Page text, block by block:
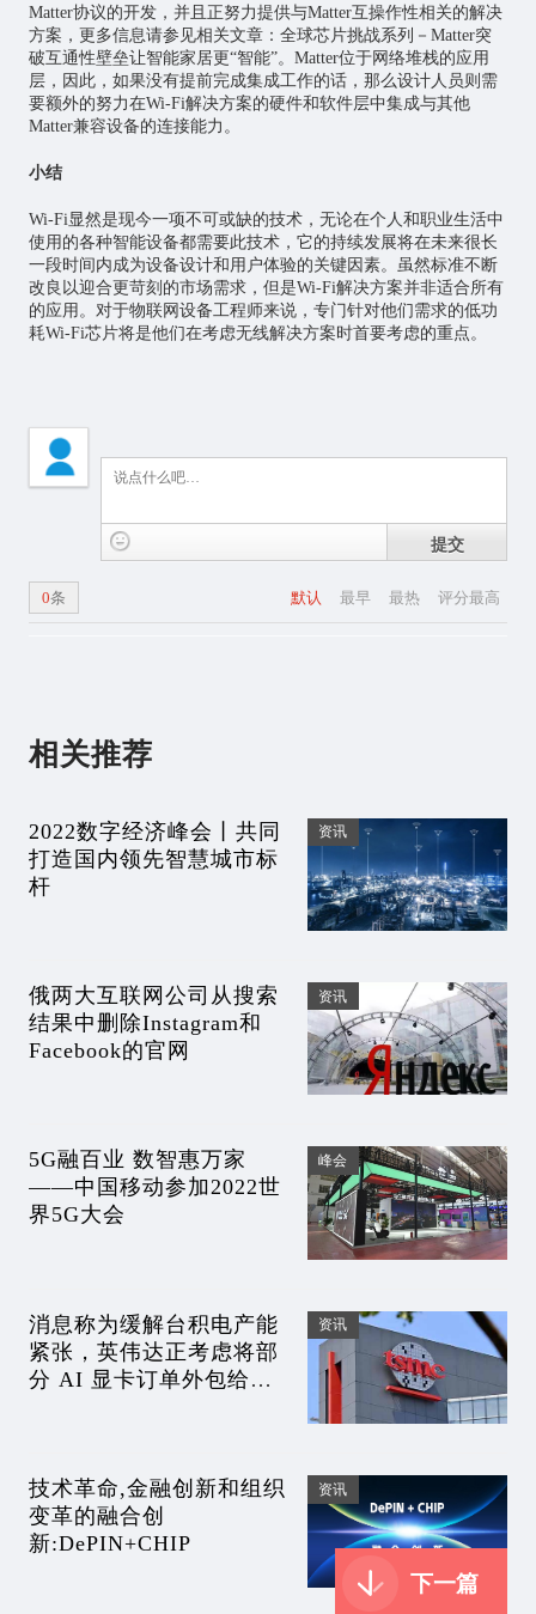
Matter协议的开发，并且正努力提供与Matter互操作性相关的解决
方案，更多信息请参见相关文章：全球芯片挑战系列－Matter突
破互通性壁垒让智能家居更“智能”。Matter位于网络堆栈的应用
层，因此，如果没有提前完成集成工作的话，那么设计人员则需
要额外的努力在Wi-Fi解决方案的硬件和软件层中集成与其他
Matter兼容设备的连接能力。
小结
Wi-Fi显然是现今一项不可或缺的技术，无论在个人和职业生活中
使用的各种智能设备都需要此技术，它的持续发展将在未来很长
一段时间内成为设备设计和用户体验的关键因素。虽然标准不断
改良以迎合更苛刻的市场需求，但是Wi-Fi解决方案并非适合所有
的应用。对于物联网设备工程师来说，专门针对他们需求的低功
耗Wi-Fi芯片将是他们在考虑无线解决方案时首要考虑的重点。
提交
默认 最早 最热 评分最高
0条
相关推荐
2022数字经济峰会丨共同
打造国内领先智慧城市标
杆
资讯
俄两大互联网公司从搜索
结果中删除Instagram和
Facebook的官网
资讯
5G融百业 数智惠万家
——中国移动参加2022世
界5G大会
峰会
消息称为缓解台积电产能
紧张，英伟达正考虑将部
分 AI 显卡订单外包给三
资讯
技术革命,金融创新和组织
变革的融合创
新:DePIN+CHIP
资讯
下一篇